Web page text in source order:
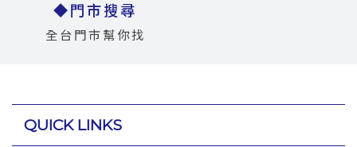
◆門市搜尋
全台門市幫你找
QUICK LINKS